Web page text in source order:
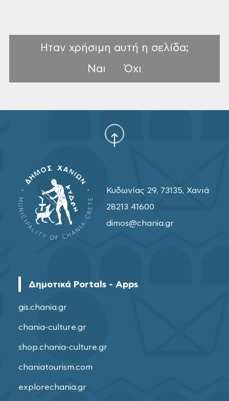
Ηταν χρήσιμη αυτή η σελίδα;
Ναι
Όχι
Κυδωνίας 29, 73135, Χανιά
28213 41600
dimos@chania.gr
Δημοτικά Portals - Apps
gis.chania.gr
chania-culture.gr
shop.chania-culture.gr
chaniatourism.com
explorechania.gr